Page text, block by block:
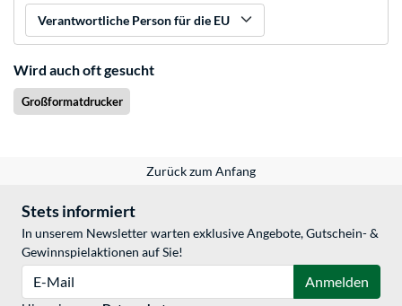
Verantwortliche Person für die EU
Wird auch oft gesucht
Großformatdrucker
Zurück zum Anfang
Stets informiert
In unserem Newsletter warten exklusive Angebote, Gutschein- &
Gewinnspielaktionen auf Sie!
Anmelden